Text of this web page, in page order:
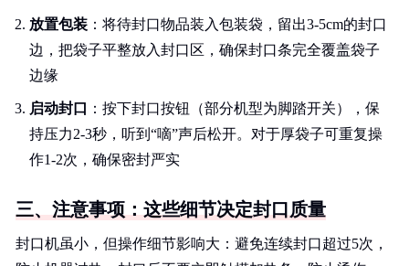
放置包装 ：将待封口物品装入包装袋，留出3-5cm的封口
边，把袋子平整放入封口区，确保封口条完全覆盖袋子
边缘
启动封口
：按下封口按钮（部分机型为脚踏开关），保
持压力2-3秒，听到“嘀”声后松开。对于厚袋子可重复操
作1-2次，确保密封严实
三、注意事项：这些细节决定封口质量
封口机虽小，但操作细节影响大：避免连续封口超过5次，